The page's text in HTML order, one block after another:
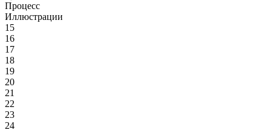
Процесс
Иллюстрации
15
16
17
18
19
20
21
22
23
24